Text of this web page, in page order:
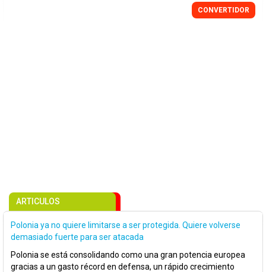
CONVERTIDOR
ARTICULOS
Polonia ya no quiere limitarse a ser protegida. Quiere volverse
demasiado fuerte para ser atacada
Polonia se está consolidando como una gran potencia europea
gracias a un gasto récord en defensa, un rápido crecimiento